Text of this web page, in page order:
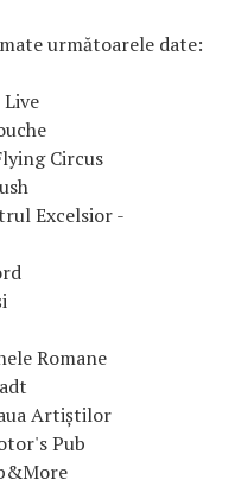
următoarele date:
Circus
Excelsior -
Romane
Artiștilor
Pub